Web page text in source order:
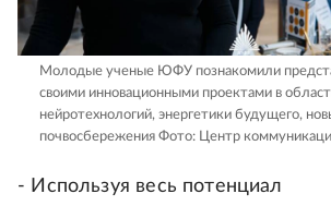
Молодые ученые ЮФУ познакомили
своими инновационными проектами в
нейротехнологий, энергетики будущего,
почвосбережения Фото: Центр
- Используя весь потенциал